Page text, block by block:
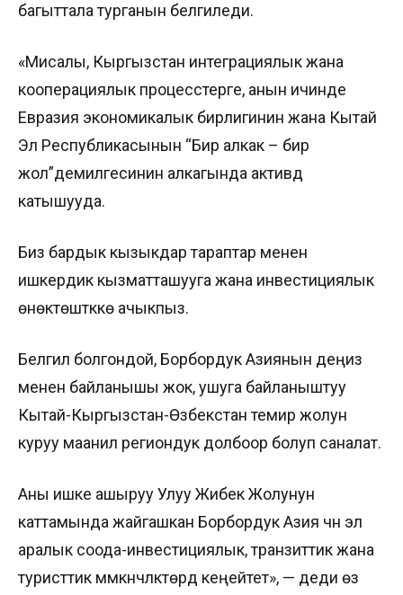
багыттала турганын белгиледи.
«Мисалы, Кыргызстан интеграциялык жана
кооперациялык процесстерге, анын ичинде
Евразия экономикалык бирлигинин жана Кытай
Эл Республикасынын “Бир алкак – бир
жол”демилгесинин алкагында активдүү
катышууда.
Биз бардык кызыкдар тараптар менен
ишкердик кызматташууга жана инвестициялык
өнөктөштүккө ачыкпыз.
Белгилүү болгондой, Борбордук Азиянын деңиз
менен байланышы жок, ушуга байланыштуу
Кытай-Кыргызстан-Өзбекстан темир жолун
куруу маанилүү региондук долбоор болуп саналат.
Аны ишке ашыруу Улуу Жибек Жолунун
каттамында жайгашкан Борбордук Азия үчүн эл
аралык соода-инвестициялык, транзиттик жана
туристтик мүмкүнчүлүктөрдү кеңейтет», — деди өз